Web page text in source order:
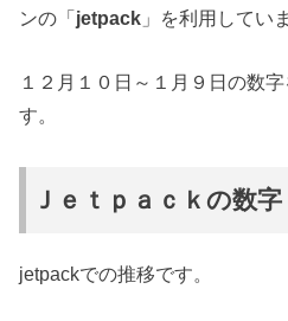
ンの「jetpack 」を利用してい
１２月１０日～１月９日の数
す。
Ｊｅｔｐａｃｋの数字
jetpackでの推移です。